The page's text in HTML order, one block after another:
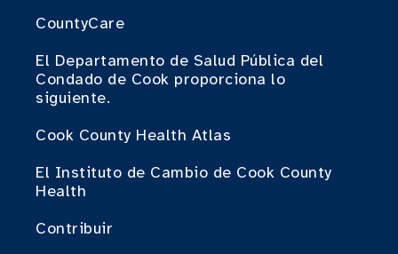
CountyCare
El Departamento de Salud Pública del
Condado de Cook proporciona lo
siguiente.
Cook County Health Atlas
El Instituto de Cambio de Cook County
Health
Contribuir